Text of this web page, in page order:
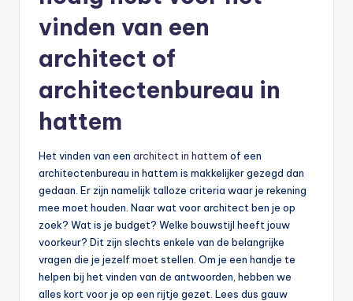
vinden van een
architect of
architectenbureau in
hattem
Het vinden van een architect in hattem of een
architectenbureau in hattem is makkelijker gezegd dan
gedaan. Er zijn namelijk talloze criteria waar je rekening
mee moet houden. Naar wat voor architect ben je op
zoek? Wat is je budget? Welke bouwstijl heeft jouw
voorkeur? Dit zijn slechts enkele van de belangrijke
vragen die je jezelf moet stellen. Om je een handje te
helpen bij het vinden van de antwoorden, hebben we
alles kort voor je op een rijtje gezet. Lees dus gauw